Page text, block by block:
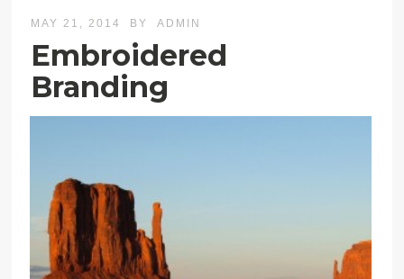
MAY 21, 2014 BY ADMIN
Embroidered
Branding